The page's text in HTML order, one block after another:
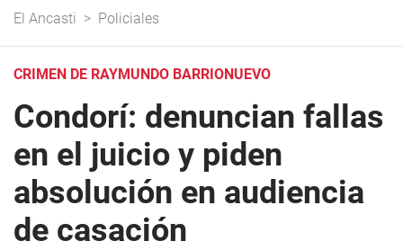
El Ancasti > Policiales
CRIMEN DE RAYMUNDO BARRIONUEVO
Condorí: denuncian fallas
en el juicio y piden
absolución en audiencia
de casación